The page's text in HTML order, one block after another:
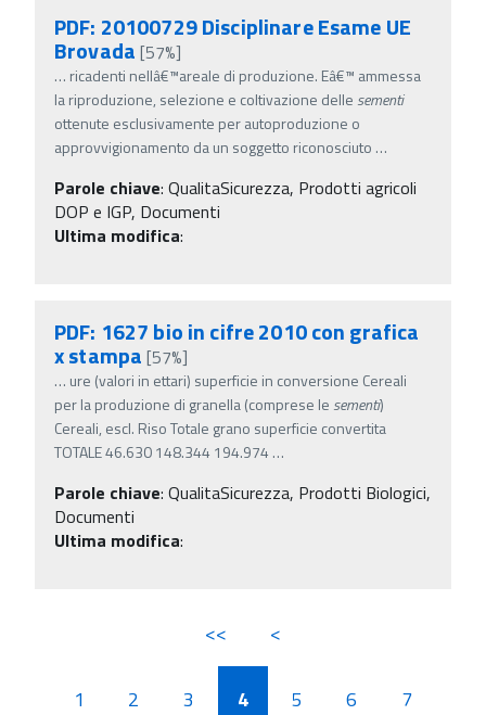
PDF: 20100729 Disciplinare Esame UE
Brovada [57%]
… ricadenti nellâ€™areale di produzione. Eâ€™ ammessa
la riproduzione, selezione e coltivazione delle sementi
ottenute esclusivamente per autoproduzione o
approvvigionamento da un soggetto riconosciuto …
Parole chiave: QualitaSicurezza, Prodotti agricoli
DOP e IGP, Documenti
Ultima modifica:
PDF: 1627 bio in cifre 2010 con grafica
x stampa [57%]
… ure (valori in ettari) superficie in conversione Cereali
per la produzione di granella (comprese le sementi)
Cereali, escl. Riso Totale grano superficie convertita
TOTALE 46.630 148.344 194.974 …
Parole chiave: QualitaSicurezza, Prodotti Biologici,
Documenti
Ultima modifica:
<< <
1 2 3 4 5 6 7